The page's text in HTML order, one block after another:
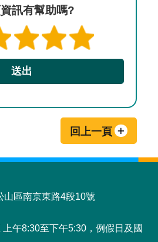
訊有幫助嗎?
回上一頁
松山區南京東路4段10號
午8:30至下午5:30，例假日及國